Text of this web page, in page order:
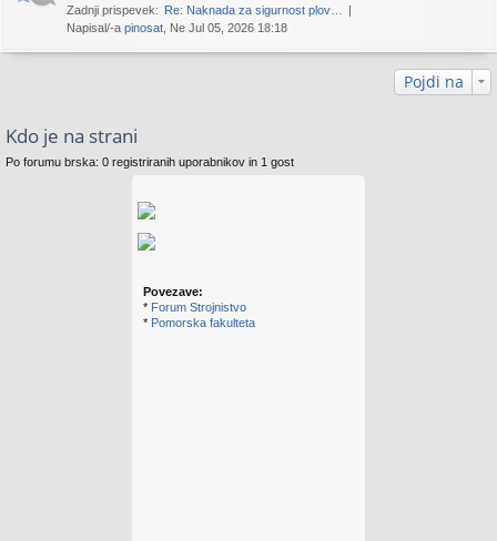
Zadnji prispevek: Re: Naknada za sigurnost plov…
Napisal/-a pinosat , Ne Jul 05, 2026 18:18
Pojdi na
Kdo je na strani
Po forumu brska: 0 registriranih uporabnikov in 1 gost
Povezave:
* Forum Strojnistvo
* Pomorska fakulteta